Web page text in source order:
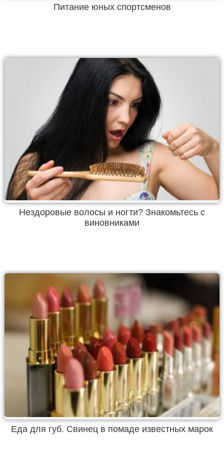
Питание юных спортсменов
Нездоровые волосы и ногти? Знакомьтесь с
виновниками
Еда для губ. Свинец в помаде известных марок